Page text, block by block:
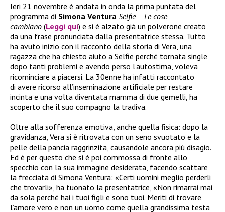
Ieri 21 novembre è andata in onda la prima puntata del
programma di Simona Ventura Selfie – Le cose
cambiano (Leggi qui) e si è alzato già un polverone creato
da una frase pronunciata dalla presentatrice stessa. Tutto
ha avuto inizio con il racconto della storia di Vera, una
ragazza che ha chiesto aiuto a Selfie perché tornata single
dopo tanti problemi e avendo perso l’autostima, voleva
ricominciare a piacersi. La 30enne ha infatti raccontato
di avere ricorso all’inseminazione artificiale per restare
incinta e una volta diventata mamma di due gemelli, ha
scoperto che il suo compagno la tradiva.
Oltre alla sofferenza emotiva, anche quella fisica: dopo la
gravidanza, Vera si è ritrovata con un seno svuotato e la
pelle della pancia raggrinzita, causandole ancora più disagio.
Ed è per questo che si è poi commossa di fronte allo
specchio con la sua immagine desiderata, facendo scattare
la frecciata di Simona Ventura: «Certi uomini meglio perderli
che trovarli», ha tuonato la presentatrice, «Non rimarrai mai
da sola perché hai i tuoi figli e sono tuoi. Meriti di trovare
l’amore vero e non un uomo come quella grandissima testa